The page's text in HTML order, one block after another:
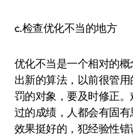
c.检查优化不当的地方
优化不当是一个相对的
出新的算法，以前很管
罚的对象，要及时修正
过的成绩，人都会有固
效果挺好的，犯经验性错